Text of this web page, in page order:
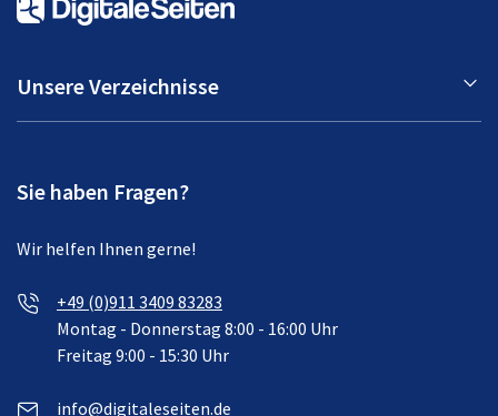
Unsere Verzeichnisse
Sie haben Fragen?
Wir helfen Ihnen gerne!
+49 (0)911 3409 83283
Montag - Donnerstag 8:00 - 16:00 Uhr
Freitag 9:00 - 15:30 Uhr
info@digitaleseiten.de